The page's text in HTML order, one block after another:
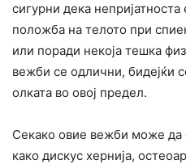
сигурни дека
положба на телото при
или поради некоја тешка
вежби се одлични, бидејќи
олката во овој предел.
Секако овие вежби може да
како дискус хернија,